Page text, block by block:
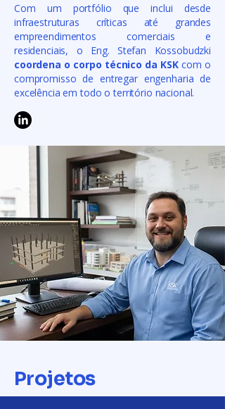
Com um portfólio que inclui desde
infraestruturas críticas até grandes
empreendimentos comerciais e
residenciais, o Eng. Stefan Kossobudzki
coordena o corpo técnico da KSKcom o
compromisso de entregar engenharia de
excelência em todo o território nacional.
Projetos